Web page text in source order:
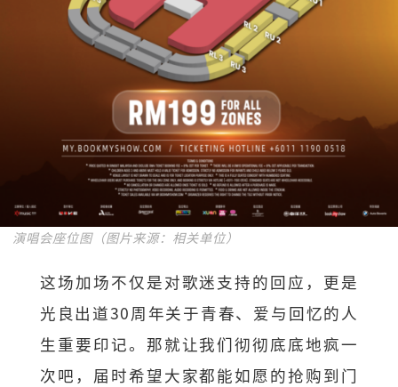
演唱会座位图（图片来源：相关单位）
这场加场不仅是对歌迷支持的回应，更是
光良出道30周年关于青春、爱与回忆的人
生重要印记。那就让我们彻彻底底地疯一
次吧，届时希望大家都能如愿的抢购到门